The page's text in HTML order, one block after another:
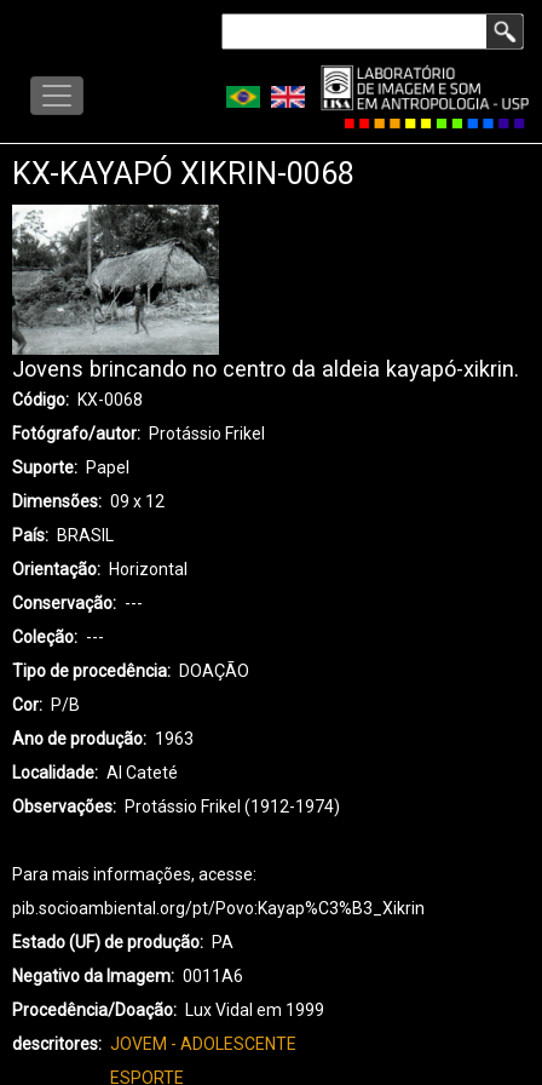
conteúdo
LISA
MENU
KX-KAYAPÓ XIKRIN-0068
Jovens brincando no centro da aldeia kayapó-xikrin.
Código
KX-0068
Fotógrafo/autor
Protássio Frikel
Suporte
Papel
Dimensões
09 x 12
País
BRASIL
Orientação
Horizontal
Conservação
---
Coleção
---
Tipo de procedência
DOAÇÃO
Cor
P/B
Ano de produção
1963
Localidade
AI Cateté
Observações
Protássio Frikel (1912-1974)
Para mais informações, acesse:
pib.socioambiental.org/pt/Povo:Kayap%C3%B3_Xikrin
Estado (UF) de produção
PA
Negativo da Imagem
0011A6
Procedência/Doação
Lux Vidal em 1999
descritores
JOVEM - ADOLESCENTE
ESPORTE